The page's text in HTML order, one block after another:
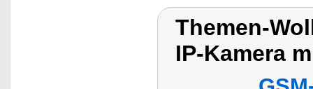
Themen-
IP-Kamera